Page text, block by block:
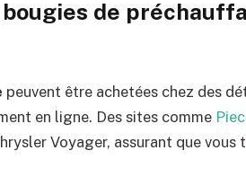
de
peuvent être achetées chez des
en ligne. Des sites comme
Voyager, assurant que vous